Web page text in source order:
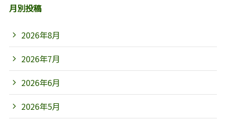
月別投稿
2026年8月
2026年7月
2026年6月
2026年5月